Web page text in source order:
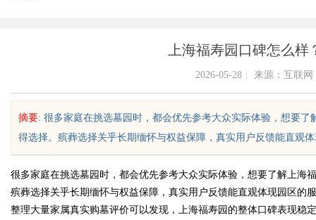
上海福寿园口碑怎么
2026-05-28 来源：互联网
摘要: 很多家庭在挑选墓园时，都会优先参考大众实际体验，想要
得选择。殡葬选择关乎长期缅怀与权益保障，真实用户反馈能直观
很多家庭在挑选墓园时，都会优先参考大众实际体验，想要了解上海
殡葬选择关乎长期缅怀与权益保障，真实用户反馈能直观体现园区的
整理大量家属真实购墓评价可以发现，上海福寿园的整体口碑表现稳
实验室，标准化研 武汉配眼镜 上海配眼镜